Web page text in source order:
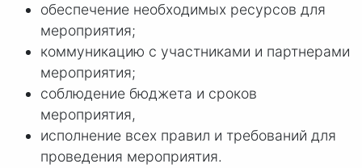
обеспечение необходимых ресурсов для
мероприятия;
коммуникацию с участниками и партнерами
мероприятия;
соблюдение бюджета и сроков
мероприятия,
исполнение всех правил и требований для
проведения мероприятия.